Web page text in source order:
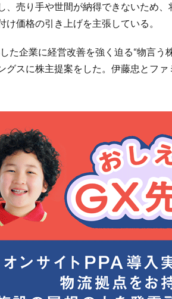
、売り手や世間が納得できないため
け価格の引き上げを主張している。
た企業に経営改善を強く迫る“物言う
グスに株主提案をした。伊藤忠とファ